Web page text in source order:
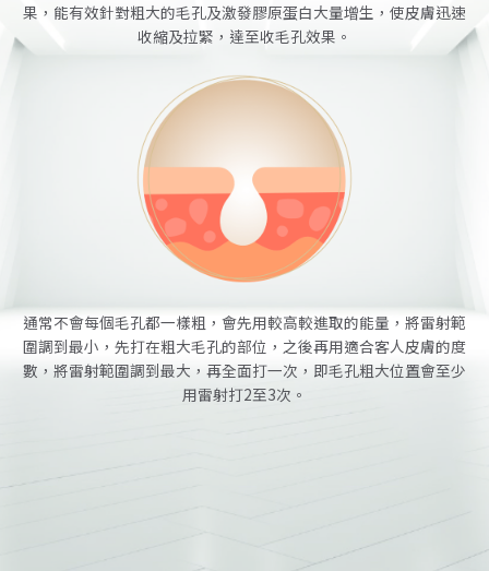
果，能有效針對粗大的毛孔及激發膠原蛋白大量增生，使皮膚迅速
收縮及拉緊，達至收毛孔效果。
通常不會每個毛孔都一樣粗，會先用較高較進取的能量，將雷射範
圍調到最小，先打在粗大毛孔的部位，之後再用適合客人皮膚的度
數，將雷射範圍調到最大，再全面打一次，即毛孔粗大位置會至少
用雷射打2至3次。